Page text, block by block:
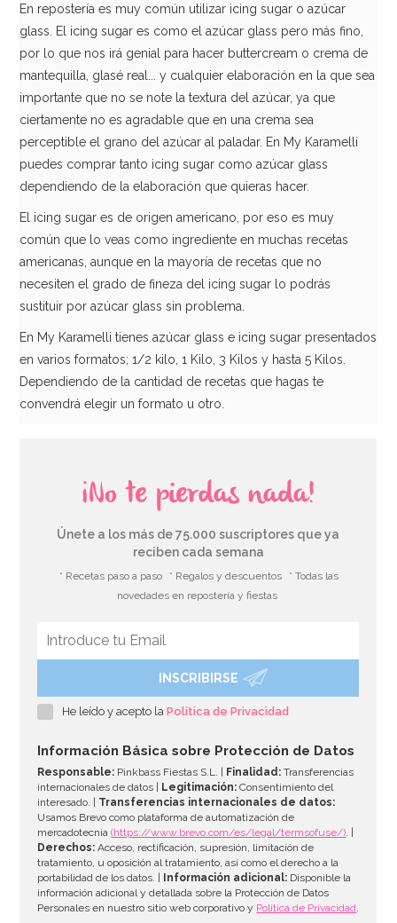
5,50€
Dextrosa 400 gr
7,45€
AÑADIR
En repostería es muy común utilizar icing sugar o azúcar
glass. El icing sugar es como el azúcar glass pero más fino,
por lo que nos irá genial para hacer buttercream o crema de
mantequilla, glasé real... y cualquier elaboración en la que sea
importante que no se note la textura del azúcar, ya que
ciertamente no es agradable que en una crema sea
perceptible el grano del azúcar al paladar. En My Karamelli
puedes comprar tanto icing sugar como azúcar glass
dependiendo de la elaboración que quieras hacer.
El icing sugar es de origen americano, por eso es muy
común que lo veas como ingrediente en muchas recetas
americanas, aunque en la mayoría de recetas que no
necesiten el grado de fineza del icing sugar lo podrás
sustituir por azúcar glass sin problema.
En My Karamelli tienes azúcar glass e icing sugar presentados
en varios formatos; 1/2 kilo, 1 Kilo, 3 Kilos y hasta 5 Kilos.
Dependiendo de la cantidad de recetas que hagas te
convendrá elegir un formato u otro.
¡No te pierdas nada!
Únete a los más de 75.000 suscriptores que ya
reciben cada semana
* Recetas paso a paso * Regalos y descuentos
* Todas las
novedades en repostería y fiestas
INSCRIBIRSE
He leído y acepto laPolítica de Privacidad
Información Básica sobre Protección de Datos
Responsable: Pinkbass Fiestas S.L. | Finalidad: Transferencias
internacionales de datos |
Legitimación: Consentimiento del
interesado. | Transferencias internacionales de datos:
Usamos Brevo como plataforma de automatización de
mercadotecnia(https://www.brevo.com/es/legal/termsofuse/). |
Derechos: Acceso, rectificación, supresión, limitación de
tratamiento, u oposición al tratamiento, así como el derecho a la
portabilidad de los datos. |
Información adicional: Disponible la
información adicional y detallada sobre la Protección de Datos
Personales en nuestro sitio web corporativo y Política de Privacidad.